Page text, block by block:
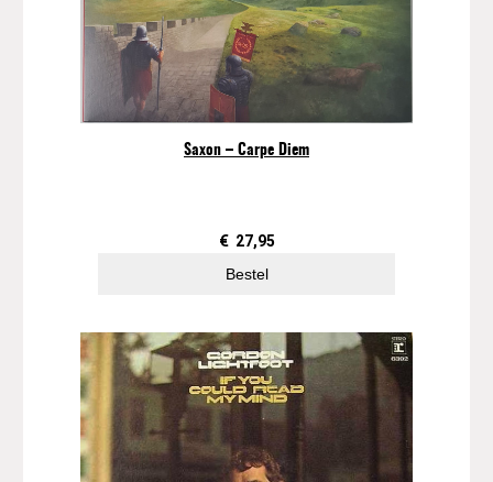
Saxon – Carpe Diem
€ 27,95
Bestel